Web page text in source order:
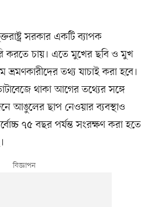
সরকার একটি ব্যাপক
করতে চায়। এতে মুখের ছবি ও মুখ
ভ্রমণকারীদের তথ্য যাচাই করা হবে।
থাকা আগের তথ্যের সঙ্গে
আঙুলের ছাপ নেওয়ার ব্যবস্থাও
৭৫ বছর পর্যন্ত সংরক্ষণ করা হতে